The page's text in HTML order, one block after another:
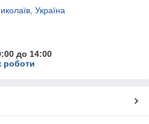
Україна
до 14:00
роботи